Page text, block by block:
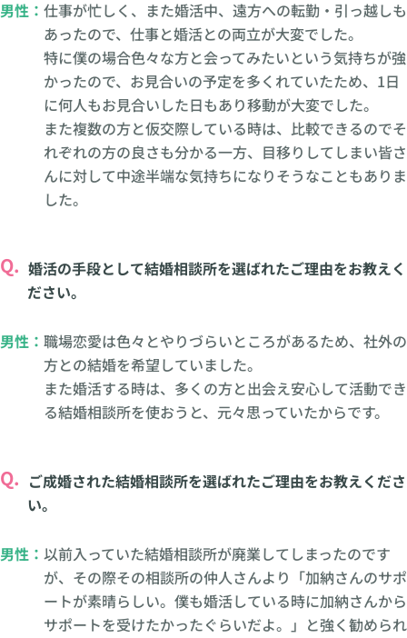
男性： 仕事が忙しく、また婚活中、遠方への転勤・引っ越しも
あったので、仕事と婚活との両立が大変でした。
特に僕の場合色々な方と会ってみたいという気持ちが強
かったので、お見合いの予定を多くれていたため、1日
に何人もお見合いした日もあり移動が大変でした。
また複数の方と仮交際している時は、比較できるのでそ
れぞれの方の良さも分かる一方、目移りしてしまい皆さ
んに対して中途半端な気持ちになりそうなこともありま
した。
Q. 婚活の手段として結婚相談所を選ばれたご理由をお教えく
ださい。
男性： 職場恋愛は色々とやりづらいところがあるため、社外の
方との結婚を希望していました。
また婚活する時は、多くの方と出会え安心して活動でき
る結婚相談所を使おうと、元々思っていたからです。
Q. ご成婚された結婚相談所を選ばれたご理由をお教えくださ
い。
男性： 以前入っていた結婚相談所が廃業してしまったのです
が、その際その相談所の仲人さんより「加納さんのサポ
ートが素晴らしい。僕も婚活している時に加納さんから
サポートを受けたかったぐらいだよ。」と強く勧められ